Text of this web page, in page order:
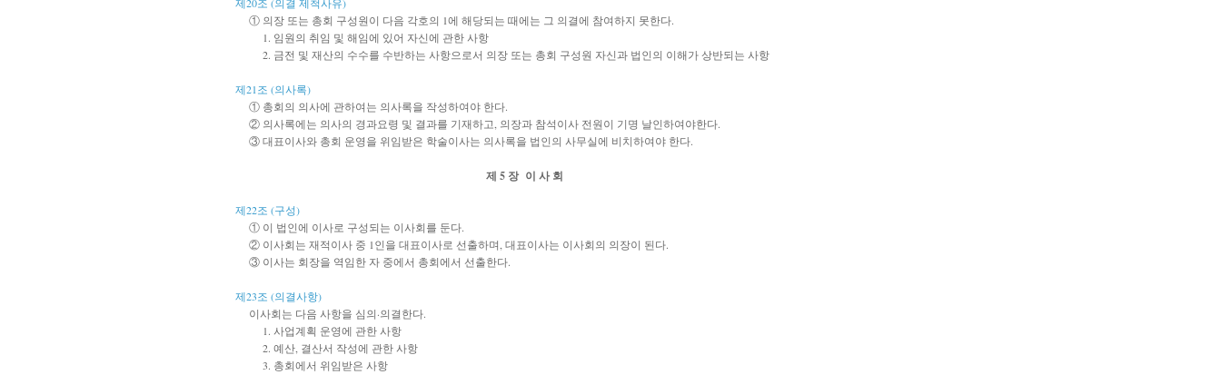
① 의장 또는 총회 구성원이 다음 각호의 1에 해당되는 때에는 그 의결에 참여하지 못한다.
1. 임원의 취임 및 해임에 있어 자신에 관한 사항
2. 금전 및 재산의 수수를 수반하는 사항으로서 의장 또는 총회 구성원 자신과 법인의 이해가 상반되는 사항
제21조 (의사록)
① 총회의 의사에 관하여는 의사록을 작성하여야 한다.
② 의사록에는 의사의 경과요령 및 결과를 기재하고, 의장과 참석이사 전원이 기명 날인하여야한다.
③ 대표이사와 총회 운영을 위임받은 학술이사는 의사록을 법인의 사무실에 비치하여야 한다.
제 5 장 이 사 회
제22조 (구성)
① 이 법인에 이사로 구성되는 이사회를 둔다.
② 이사회는 재적이사 중 1인을 대표이사로 선출하며, 대표이사는 이사회의 의장이 된다.
③ 이사는 회장을 역임한 자 중에서 총회에서 선출한다.
제23조 (의결사항)
이사회는 다음 사항을 심의·의결한다.
1. 사업계획 운영에 관한 사항
2. 예산, 결산서 작성에 관한 사항
3. 총회에서 위임받은 사항